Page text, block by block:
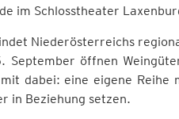
im Schlosstheater
Niederösterreichs
September öffnen
dabei: eine eigene Reihe
in Beziehung setzen.